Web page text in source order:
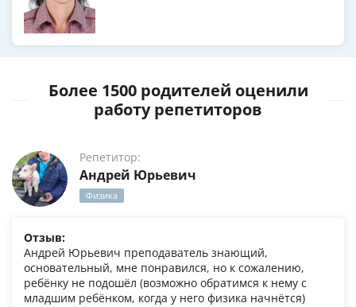
Более 1500 родителей оценили
работу репетиторов
Репетитор:
Андрей Юрьевич
Физика
Отзыв:
Андрей Юрьевич преподаватель знающий,
основательный, мне понравился, но к сожалению,
ребёнку не подошёл (возможно обратимся к нему с
младшим ребёнком, когда у него физика начнётся)